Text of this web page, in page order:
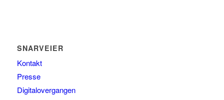
SNARVEIER
Kontakt
Presse
Digitalovergangen